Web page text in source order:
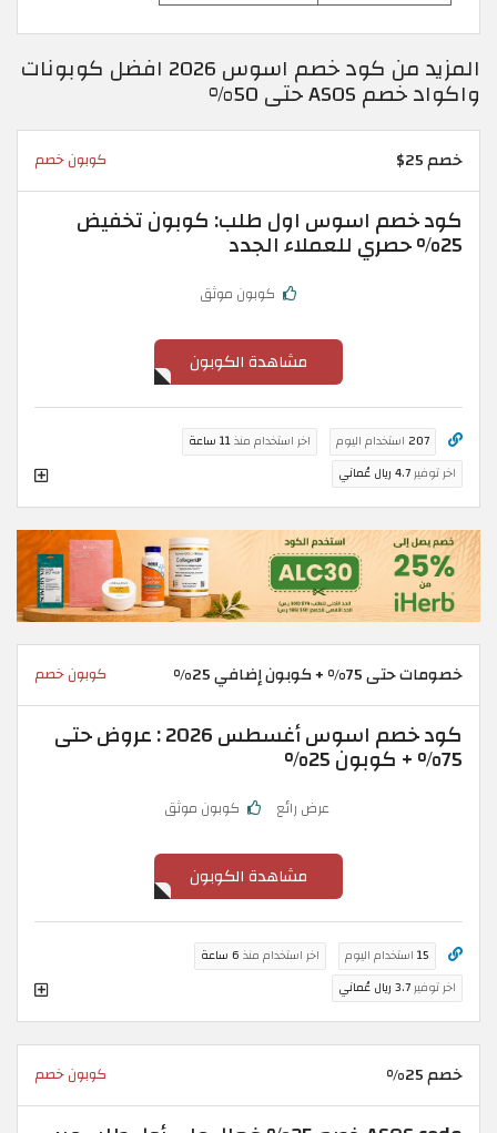
المزيد من كود خصم اسوس 2026 افضل كوبونات
واكواد خصم ASOS حتى 50%
خصم 25$ كوبون خصم
كود خصم اسوس اول طلب: كوبون تخفيض
25% حصري للعملاء الجدد
كوبون موثق
مشاهدة الكوبون
207 استخدام اليوم اخر استخدام منذ11 ساعة
اخر توفير4.7 ريال عُماني
خصومات حتى 75% + كوبون إضافي 25% كوبون خصم
كود خصم اسوس أغسطس 2026 : عروض حتى
75% + كوبون 25%
عرض رائع كوبون موثق
مشاهدة الكوبون
15 استخدام اليوم اخر استخدام منذ 6 ساعة
اخر توفير3.7 ريال عُماني
خصم 25% كوبون خصم